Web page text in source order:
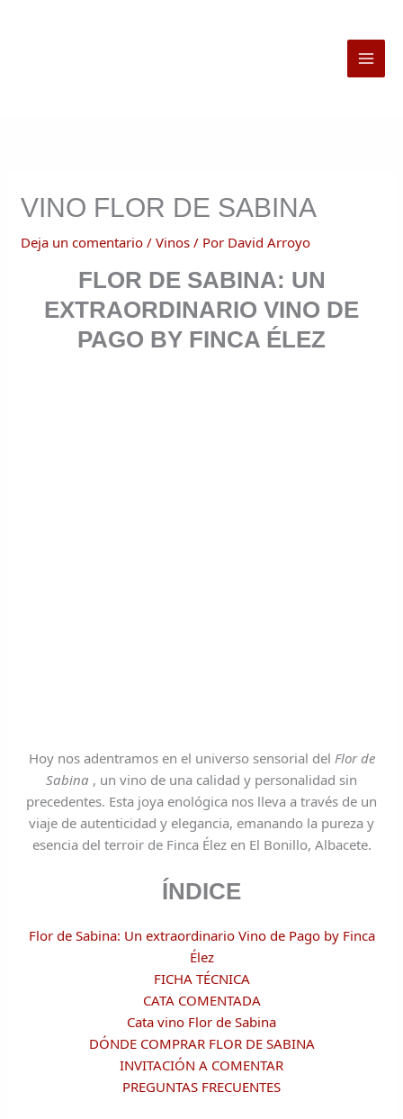
VINO FLOR DE SABINA
Deja un comentario /Vinos / Por David Arroyo
FLOR DE SABINA: UN
EXTRAORDINARIO VINO DE
PAGO BY FINCA ÉLEZ
Hoy nos adentramos en el universo sensorial del Flor de
Sabina , un vino de una calidad y personalidad sin
precedentes. Esta joya enológica nos lleva a través de un
viaje de autenticidad y elegancia, emanando la pureza y
esencia del terroir de Finca Élez en El Bonillo, Albacete.
ÍNDICE
Flor de Sabina: Un extraordinario Vino de Pago by Finca
Élez
FICHA TÉCNICA
CATA COMENTADA
Cata vino Flor de Sabina
DÓNDE COMPRAR FLOR DE SABINA
INVITACIÓN A COMENTAR
PREGUNTAS FRECUENTES